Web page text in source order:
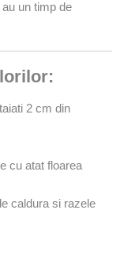
un timp de
2 cm din
cu atat floarea
caldura si razele